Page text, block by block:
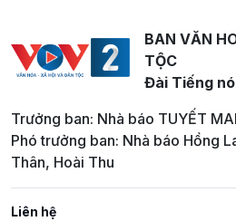
BAN VĂN
TỘC
Đài Tiếng
Trưởng ban: Nhà báo TUYẾT MAI
Phó trưởng ban: Nhà báo Hồng
Thân, Hoài Thu
Liên hệ